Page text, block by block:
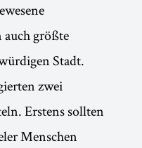
auch größte
Stadt.
zwei
Erstens sollten
Menschen